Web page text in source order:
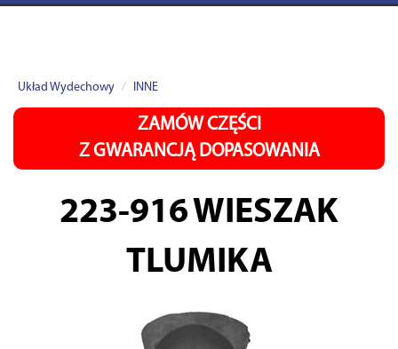
Układ Wydechowy INNE
ZAMÓW CZĘŚCI
Z GWARANCJĄ DOPASOWANIA
223-916WIESZAK
TLUMIKA